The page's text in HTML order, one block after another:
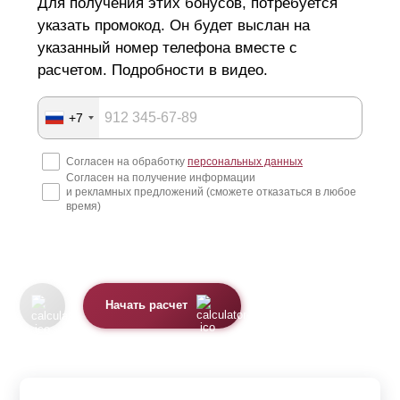
указать промокод. Он будет выслан на
указанный номер телефона вместе с
расчетом. Подробности в видео.
+7
Согласен на обработку персональных данных
Согласен на получение информации
и рекламных предложений (сможете отказаться в любое
время)
Начать расчет